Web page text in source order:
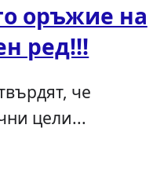
оръжие на
ред!!!
че
цели...